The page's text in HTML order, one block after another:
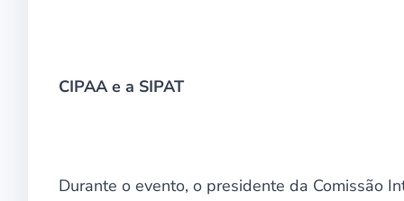
CIPAA e a SIPAT
Durante o evento, o presidente da Comissão